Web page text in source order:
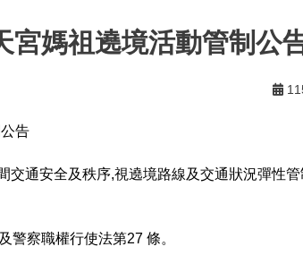
宮媽祖遶境活動管制公
告
交通安全及秩序,視遶境路線及交通狀況彈性
警察職權行使法第27 條。